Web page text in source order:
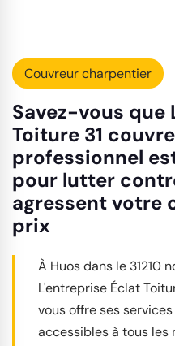
Couvreur charpentier
Savez-vous que
Toiture 31
professionnel
pour lutter
agressent votre
prix
À Huos dans le 31210
L'entreprise Éclat
vous offre ses
accessibles à tous les